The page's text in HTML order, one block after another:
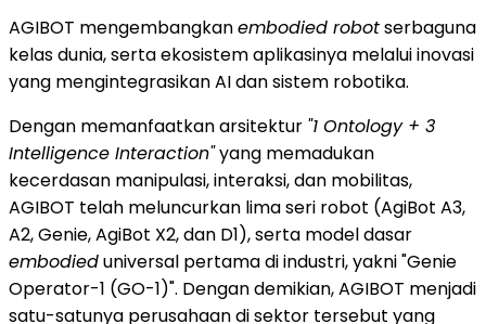
AGIBOT mengembangkanembodied robotserbaguna
kelas dunia, serta ekosistem aplikasinya melalui inovasi
yang mengintegrasikan AI dan sistem robotika.
Dengan memanfaatkan arsitektur "1 Ontology + 3
Intelligence Interaction"yang memadukan
kecerdasan manipulasi, interaksi, dan mobilitas,
AGIBOT telah meluncurkan lima seri robot (AgiBot A3,
A2, Genie, AgiBot X2, dan D1), serta model dasar
embodieduniversal pertama di industri, yakni "Genie
Operator-1 (GO-1)". Dengan demikian, AGIBOT menjadi
satu-satunya perusahaan di sektor tersebut yang